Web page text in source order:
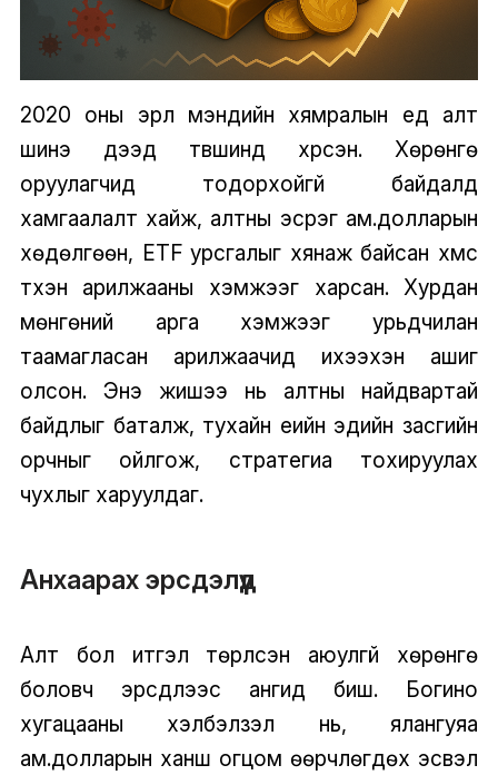
2020 оны эрүүл мэндийн хямралын үед алт
шинэ дээд түвшинд хүрсэн. Хөрөнгө
оруулагчид тодорхойгүй байдалд
хамгаалалт хайж, алтны эсрэг ам.долларын
хөдөлгөөн, ETF урсгалыг хянаж байсан хүмүүс
түүхэн арилжааны хэмжээг харсан. Хурдан
мөнгөний арга хэмжээг урьдчилан
таамагласан арилжаачид ихээхэн ашиг
олсон. Энэ жишээ нь алтны найдвартай
байдлыг баталж, тухайн үеийн эдийн засгийн
орчныг ойлгож, стратегиа тохируулах
чухлыг харуулдаг.
Анхаарах эрсдэлүүд
Алт бол итгэл төрүүлсэн аюулгүй хөрөнгө
боловч эрсдлээс ангид биш. Богино
хугацааны хэлбэлзэл нь, ялангуяа
ам.долларын ханш огцом өөрчлөгдөх эсвэл